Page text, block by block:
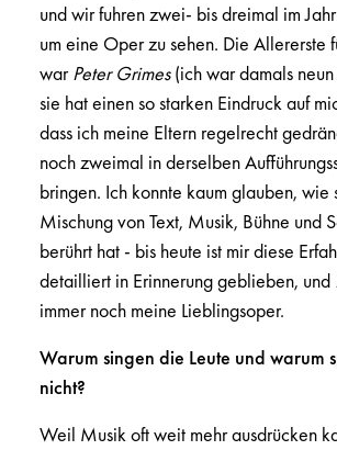
und wir fuhren zwei- bis dreimal im
um eine Oper zu sehen. Die Allererste
warPeter Grimes(ich war damals
sie hat einen so starken Eindruck auf
dass ich meine Eltern regelrecht
noch zweimal in derselben
bringen. Ich konnte kaum glauben, wie
Mischung von Text, Musik, Bühne und
berührt hat - bis heute ist mir diese
detailliert in Erinnerung geblieben, und
immer noch meine Lieblingsoper.
Warum singen die Leute und warum
nicht?
Weil Musik oft weit mehr ausdrücken